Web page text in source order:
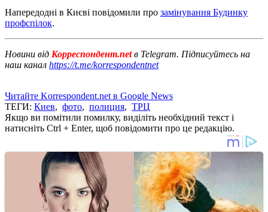
Напередодні в Києві повідомили про замінування Будинку
профспілок.
Новини від Корреспондент.netв Telegram. Підписуйтесь на
наш канал https://t.me/korrespondentnet
Читайте Korrespondent.net в Google News
ТЕГИ: Киев, фото, полиция, ТРЦ
Якщо ви помітили помилку, виділіть необхідний текст і
натисніть Ctrl + Enter, щоб повідомити про це редакцію.